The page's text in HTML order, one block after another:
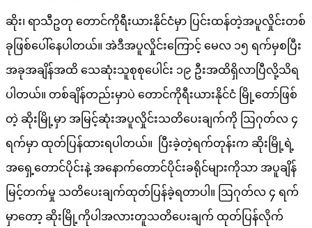
ဆိုး၊ ရာသီဥတု တောင်ကိုရီးယားနိုင်ငံမှာ ပြင်းထန်တဲ့အပူလှိုင်းတစ်
ခုဖြစ်ပေါ်နေပါတယ်။ အဲဒီအပူလှိုင်းကြောင့် မေလ ၁၅ ရက်မှစပြီး
အခုအချိန်အထိ သေဆုံးသူစုစုပေါင်း ၁၉ ဦးအထိရှိလာပြီလို့သိရ
ပါတယ်။ တစ်ချိန်တည်းမှာပဲ တောင်ကိုရီးယားနိုင်ငံ မြို့တော်ဖြစ်
တဲ့ ဆိုးမြို့မှာ အမြင့်ဆုံးအပူလှိုင်းသတိပေးချက်ကို ဩဂုတ်လ ၄
ရက်မှာ ထုတ်ပြန်ထားရပါတယ်။ ပြီးခဲ့တဲ့ရက်တုန်းက ဆိုးမြို့ရဲ့
အရှေ့တောင်ပိုင်းနဲ့ အနောက်တောင်ပိုင်းခရိုင်များကိုသာ အပူချိန်
မြင့်တက်မှု သတိပေးချက်ထုတ်ပြန်ခဲ့ရတာပါ။ ဩဂုတ်လ ၄ ရက်
မှာတော့ ဆိုးမြို့ကိုပါအလားတူသတိပေးချက် ထုတ်ပြန်လိုက်